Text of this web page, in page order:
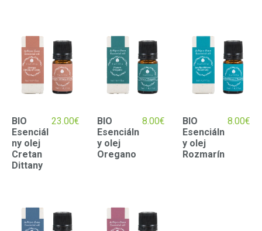
BIO
Esenciál
ny olej
Cretan
Dittany
23.00€
BIO
Esenciáln
y olej
Oregano
8.00€
BIO
Esenciáln
y olej
Rozmarín
8.00€